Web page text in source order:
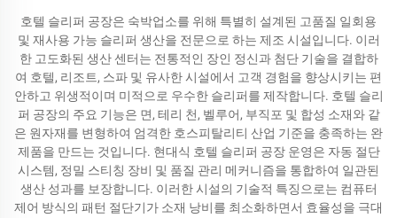
호텔 슬리퍼 공장은 숙박업소를 위해 특별히 설계된 고품질 일회용
및 재사용 가능 슬리퍼 생산을 전문으로 하는 제조 시설입니다. 이러
한 고도화된 생산 센터는 전통적인 장인 정신과 첨단 기술을 결합하
여 호텔, 리조트, 스파 및 유사한 시설에서 고객 경험을 향상시키는 편
안하고 위생적이며 미적으로 우수한 슬리퍼를 제작합니다. 호텔 슬리
퍼 공장의 주요 기능은 면, 테리 천, 벨루어, 부직포 및 합성 소재와 같
은 원자재를 변형하여 엄격한 호스피탈리티 산업 기준을 충족하는 완
제품을 만드는 것입니다. 현대식 호텔 슬리퍼 공장 운영은 자동 절단
시스템, 정밀 스티칭 장비 및 품질 관리 메커니즘을 통합하여 일관된
생산 성과를 보장합니다. 이러한 시설의 기술적 특징으로는 컴퓨터
제어 방식의 패턴 절단기가 소재 낭비를 최소화하면서 효율성을 극대